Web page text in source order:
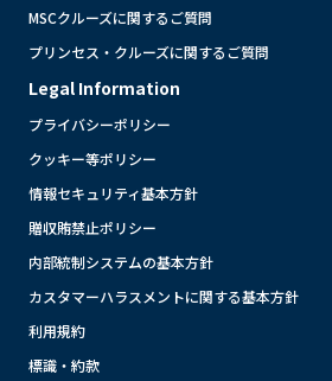
MSCクルーズに関するご質問
プリンセス・クルーズに関するご質問
Legal Information
プライバシーポリシー
クッキー等ポリシー
情報セキュリティ基本方針
贈収賄禁止ポリシー
内部統制システムの基本方針
カスタマーハラスメントに関する基本方針
利用規約
標識・約款